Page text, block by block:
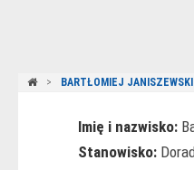
BARTŁOMIEJ JANISZEWSKI
Imię i nazwisko:
Stanowisko: